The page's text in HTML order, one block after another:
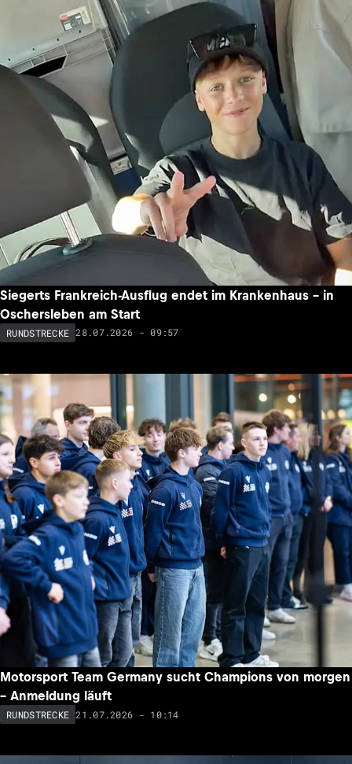
Siegerts Frankreich-Ausflug endet im Krankenhaus – in
Oschersleben am Start
RUNDSTRECKE 28.07.2026 - 09:57
Motorsport Team Germany sucht Champions von morgen
– Anmeldung läuft
RUNDSTRECKE 21.07.2026 - 10:14